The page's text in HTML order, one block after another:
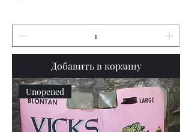
Добавить в корзину
Unopened